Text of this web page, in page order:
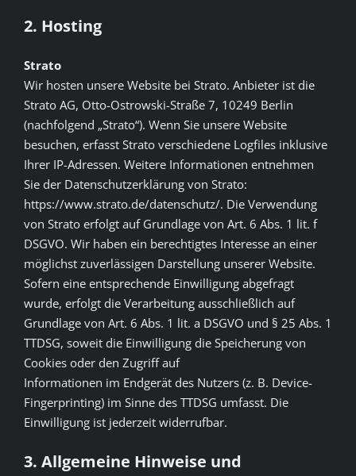
2. Hosting
Strato
Wir hosten unsere Website bei Strato. Anbieter ist die
Strato AG, Otto-Ostrowski-Straße 7, 10249 Berlin
(nachfolgend „Strato“). Wenn Sie unsere Website
besuchen, erfasst Strato verschiedene Logfiles inklusive
Ihrer IP-Adressen. Weitere Informationen entnehmen
Sie der Datenschutzerklärung von Strato:
https://www.strato.de/datenschutz/. Die Verwendung
von Strato erfolgt auf Grundlage von Art. 6 Abs. 1 lit. f
DSGVO. Wir haben ein berechtigtes Interesse an einer
möglichst zuverlässigen Darstellung unserer Website.
Sofern eine entsprechende Einwilligung abgefragt
wurde, erfolgt die Verarbeitung ausschließlich auf
Grundlage von Art. 6 Abs. 1 lit. a DSGVO und § 25 Abs. 1
TTDSG, soweit die Einwilligung die Speicherung von
Cookies oder den Zugriff auf
Informationen im Endgerät des Nutzers (z. B. Device-
Fingerprinting) im Sinne des TTDSG umfasst. Die
Einwilligung ist jederzeit widerrufbar.
3. Allgemeine Hinweise und